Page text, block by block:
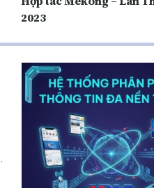
2023